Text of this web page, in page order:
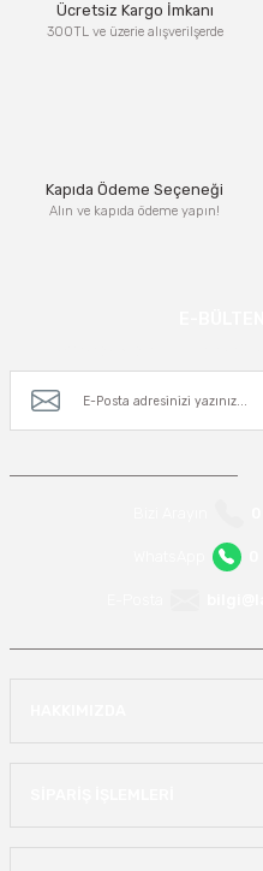
Ücretsiz Kargo İmkanı
300TL ve üzerie alışverilşerde
Kapıda Ödeme Seçeneği
Alın ve kapıda ödeme yapın!